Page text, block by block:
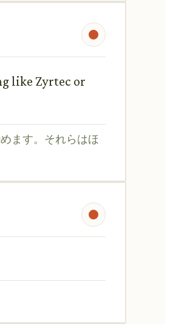
like Zyrtec or
ます。それらはほ